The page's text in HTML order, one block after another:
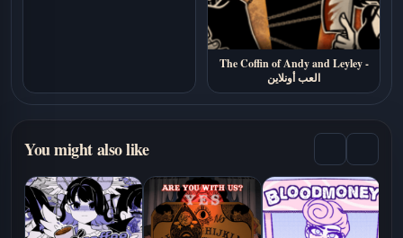
The Coffin of Andy and Leyley -
العب أونلاين
You might also like